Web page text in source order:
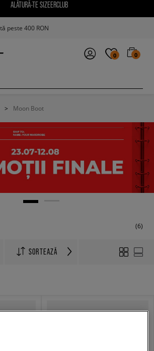
ALĂTURĂ-TE SIZEERCLUB
peste 400 RON
0 0
> Moon Boot
(6)
SORTEAZĂ